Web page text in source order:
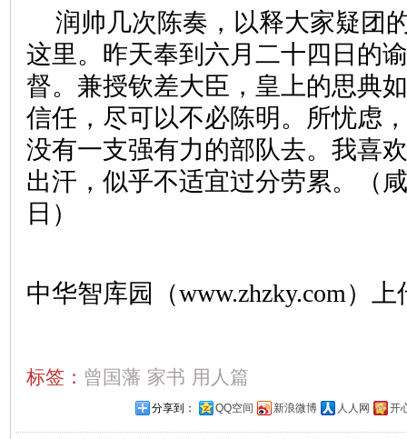
润帅几次陈奏，以释大家疑团
这里。昨天奉到六月二十四日的
督。兼授钦差大臣，皇上的思典
信任，尽可以不必陈明。所忧虑
没有一支强有力的部队去。我喜
出汗，似乎不适宜过分劳累。（
日）
中华智库园（www.zhzky.com）上
标签： 曾国藩 家书 用人篇
分享到： QQ空间 新浪微博 人人网 开